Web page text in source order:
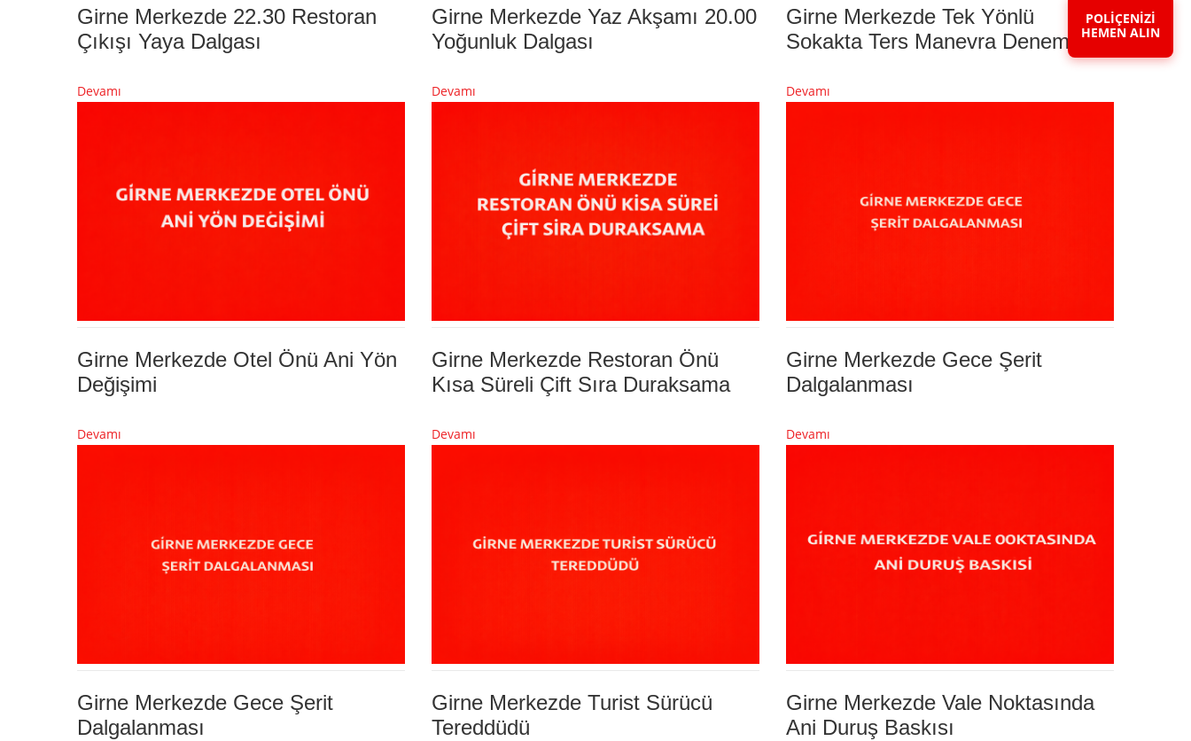
Girne Merkezde 22.30 Restoran
Çıkışı Yaya Dalgası
Devamı
Girne Merkezde Yaz Akşamı 20.00
Yoğunluk Dalgası
Devamı
Girne Merkezde Tek Yönlü
Sokakta Ters Manevra Denemesi
Devamı
Girne Merkezde Otel Önü Ani Yön
Değişimi
Devamı
Girne Merkezde Restoran Önü
Kısa Süreli Çift Sıra Duraksama
Devamı
Girne Merkezde Gece Şerit
Dalgalanması
Devamı
Girne Merkezde Gece Şerit
Dalgalanması
Girne Merkezde Turist Sürücü
Tereddüdü
Girne Merkezde Vale Noktasında
Ani Duruş Baskısı
POLİÇENİZİ
HEMEN ALIN